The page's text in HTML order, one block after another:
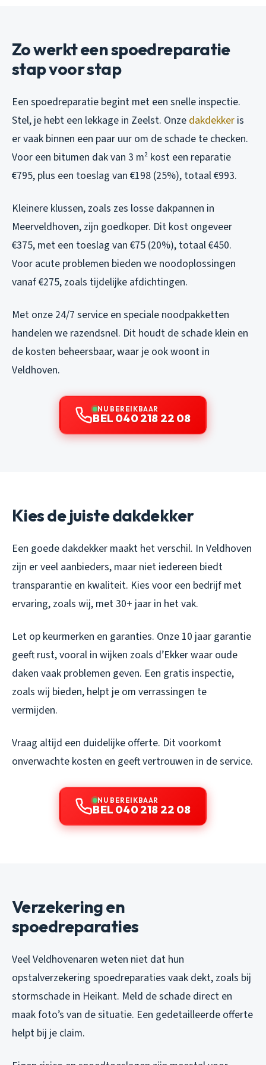
Zo werkt een spoedreparatie
stap voor stap
Een spoedreparatie begint met een snelle inspectie.
Stel, je hebt een lekkage in Zeelst. Onze dakdekker is
er vaak binnen een paar uur om de schade te checken.
Voor een bitumen dak van 3 m² kost een reparatie
€795, plus een toeslag van €198 (25%), totaal €993.
Kleinere klussen, zoals zes losse dakpannen in
Meerveldhoven, zijn goedkoper. Dit kost ongeveer
€375, met een toeslag van €75 (20%), totaal €450.
Voor acute problemen bieden we noodoplossingen
vanaf €275, zoals tijdelijke afdichtingen.
Met onze 24/7 service en speciale noodpakketten
handelen we razendsnel. Dit houdt de schade klein en
de kosten beheersbaar, waar je ook woont in
Veldhoven.
NU BEREIKBAAR
BEL 040 218 22 08
Kies de juiste dakdekker
Een goede dakdekker maakt het verschil. In Veldhoven
zijn er veel aanbieders, maar niet iedereen biedt
transparantie en kwaliteit. Kies voor een bedrijf met
ervaring, zoals wij, met 30+ jaar in het vak.
Let op keurmerken en garanties. Onze 10 jaar garantie
geeft rust, vooral in wijken zoals d’Ekker waar oude
daken vaak problemen geven. Een gratis inspectie,
zoals wij bieden, helpt je om verrassingen te
vermijden.
Vraag altijd een duidelijke offerte. Dit voorkomt
onverwachte kosten en geeft vertrouwen in de service.
NU BEREIKBAAR
BEL 040 218 22 08
Verzekering en
spoedreparaties
Veel Veldhovenaren weten niet dat hun
opstalverzekering spoedreparaties vaak dekt, zoals bij
stormschade in Heikant. Meld de schade direct en
maak foto’s van de situatie. Een gedetailleerde offerte
helpt bij je claim.